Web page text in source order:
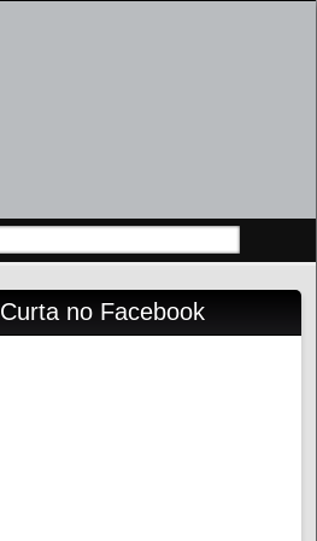
Curta no Facebook